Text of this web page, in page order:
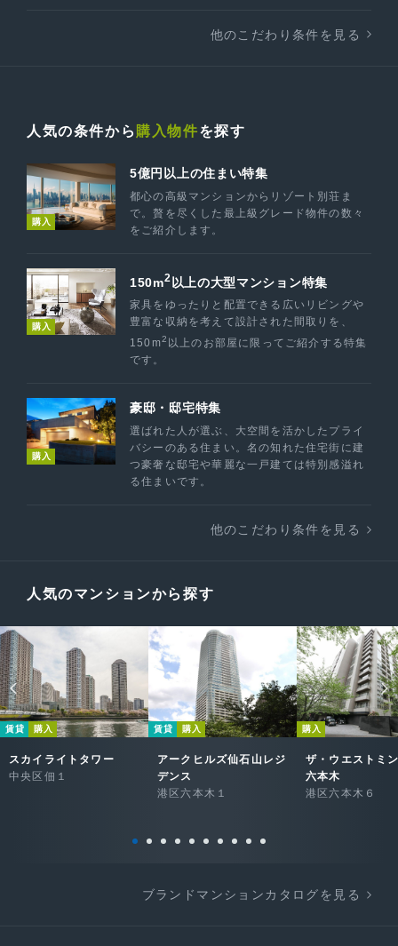
他のこだわり条件を見る
人気の条件から 購入物件を探す
購入
5億円以上の住まい特集
都心の高級マンションからリゾート別荘ま
で。贅を尽くした最上級グレード物件の数々
をご紹介します。
購入
150m2 以上の大型マンション特集
家具をゆったりと配置できる広いリビングや
豊富な収納を考えて設計された間取りを、
150m2 以上のお部屋に限ってご紹介する特集
です。
購入
豪邸・邸宅特集
選ばれた人が選ぶ、大空間を活かしたプライ
バシーのある住まい。名の知れた住宅街に建
つ豪奢な邸宅や華麗な一戸建ては特別感溢れ
る住まいです。
他のこだわり条件を見る
人気のマンションから探す
賃貸 購入
スカイライトタワー
中央区佃１
賃貸 購入
アークヒルズ仙石山レジ
デンス
港区六本木１
購入
ザ・ウエストミ
六本木
港区六本木６
ブランドマンションカタログを見る